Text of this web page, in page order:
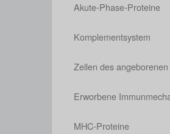
Akute-Phase-Proteine
Komplementsystem
Zellen des
Erworbene
MHC-Proteine